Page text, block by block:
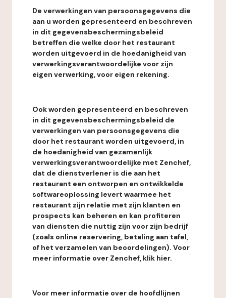
De verwerkingen van persoonsgegevens die
aan u worden gepresenteerd en beschreven
in dit gegevensbeschermingsbeleid
betreffen die welke door het restaurant
worden uitgevoerd in de hoedanigheid van
verwerkingsverantwoordelijke voor zijn
eigen verwerking, voor eigen rekening.
Ook worden gepresenteerd en beschreven
in dit gegevensbeschermingsbeleid de
verwerkingen van persoonsgegevens die
door het restaurant worden uitgevoerd, in
de hoedanigheid van gezamenlijk
verwerkingsverantwoordelijke met Zenchef,
dat de dienstverlener is die aan het
restaurant een ontworpen en ontwikkelde
softwareoplossing levert waarmee het
restaurant zijn relatie met zijn klanten en
prospects kan beheren en kan profiteren
van diensten die nuttig zijn voor zijn bedrijf
(zoals online reservering, betaling aan tafel,
of het verzamelen van beoordelingen). Voor
meer informatie over Zenchef, klik hier.
Voor meer informatie over de hoofdlijnen